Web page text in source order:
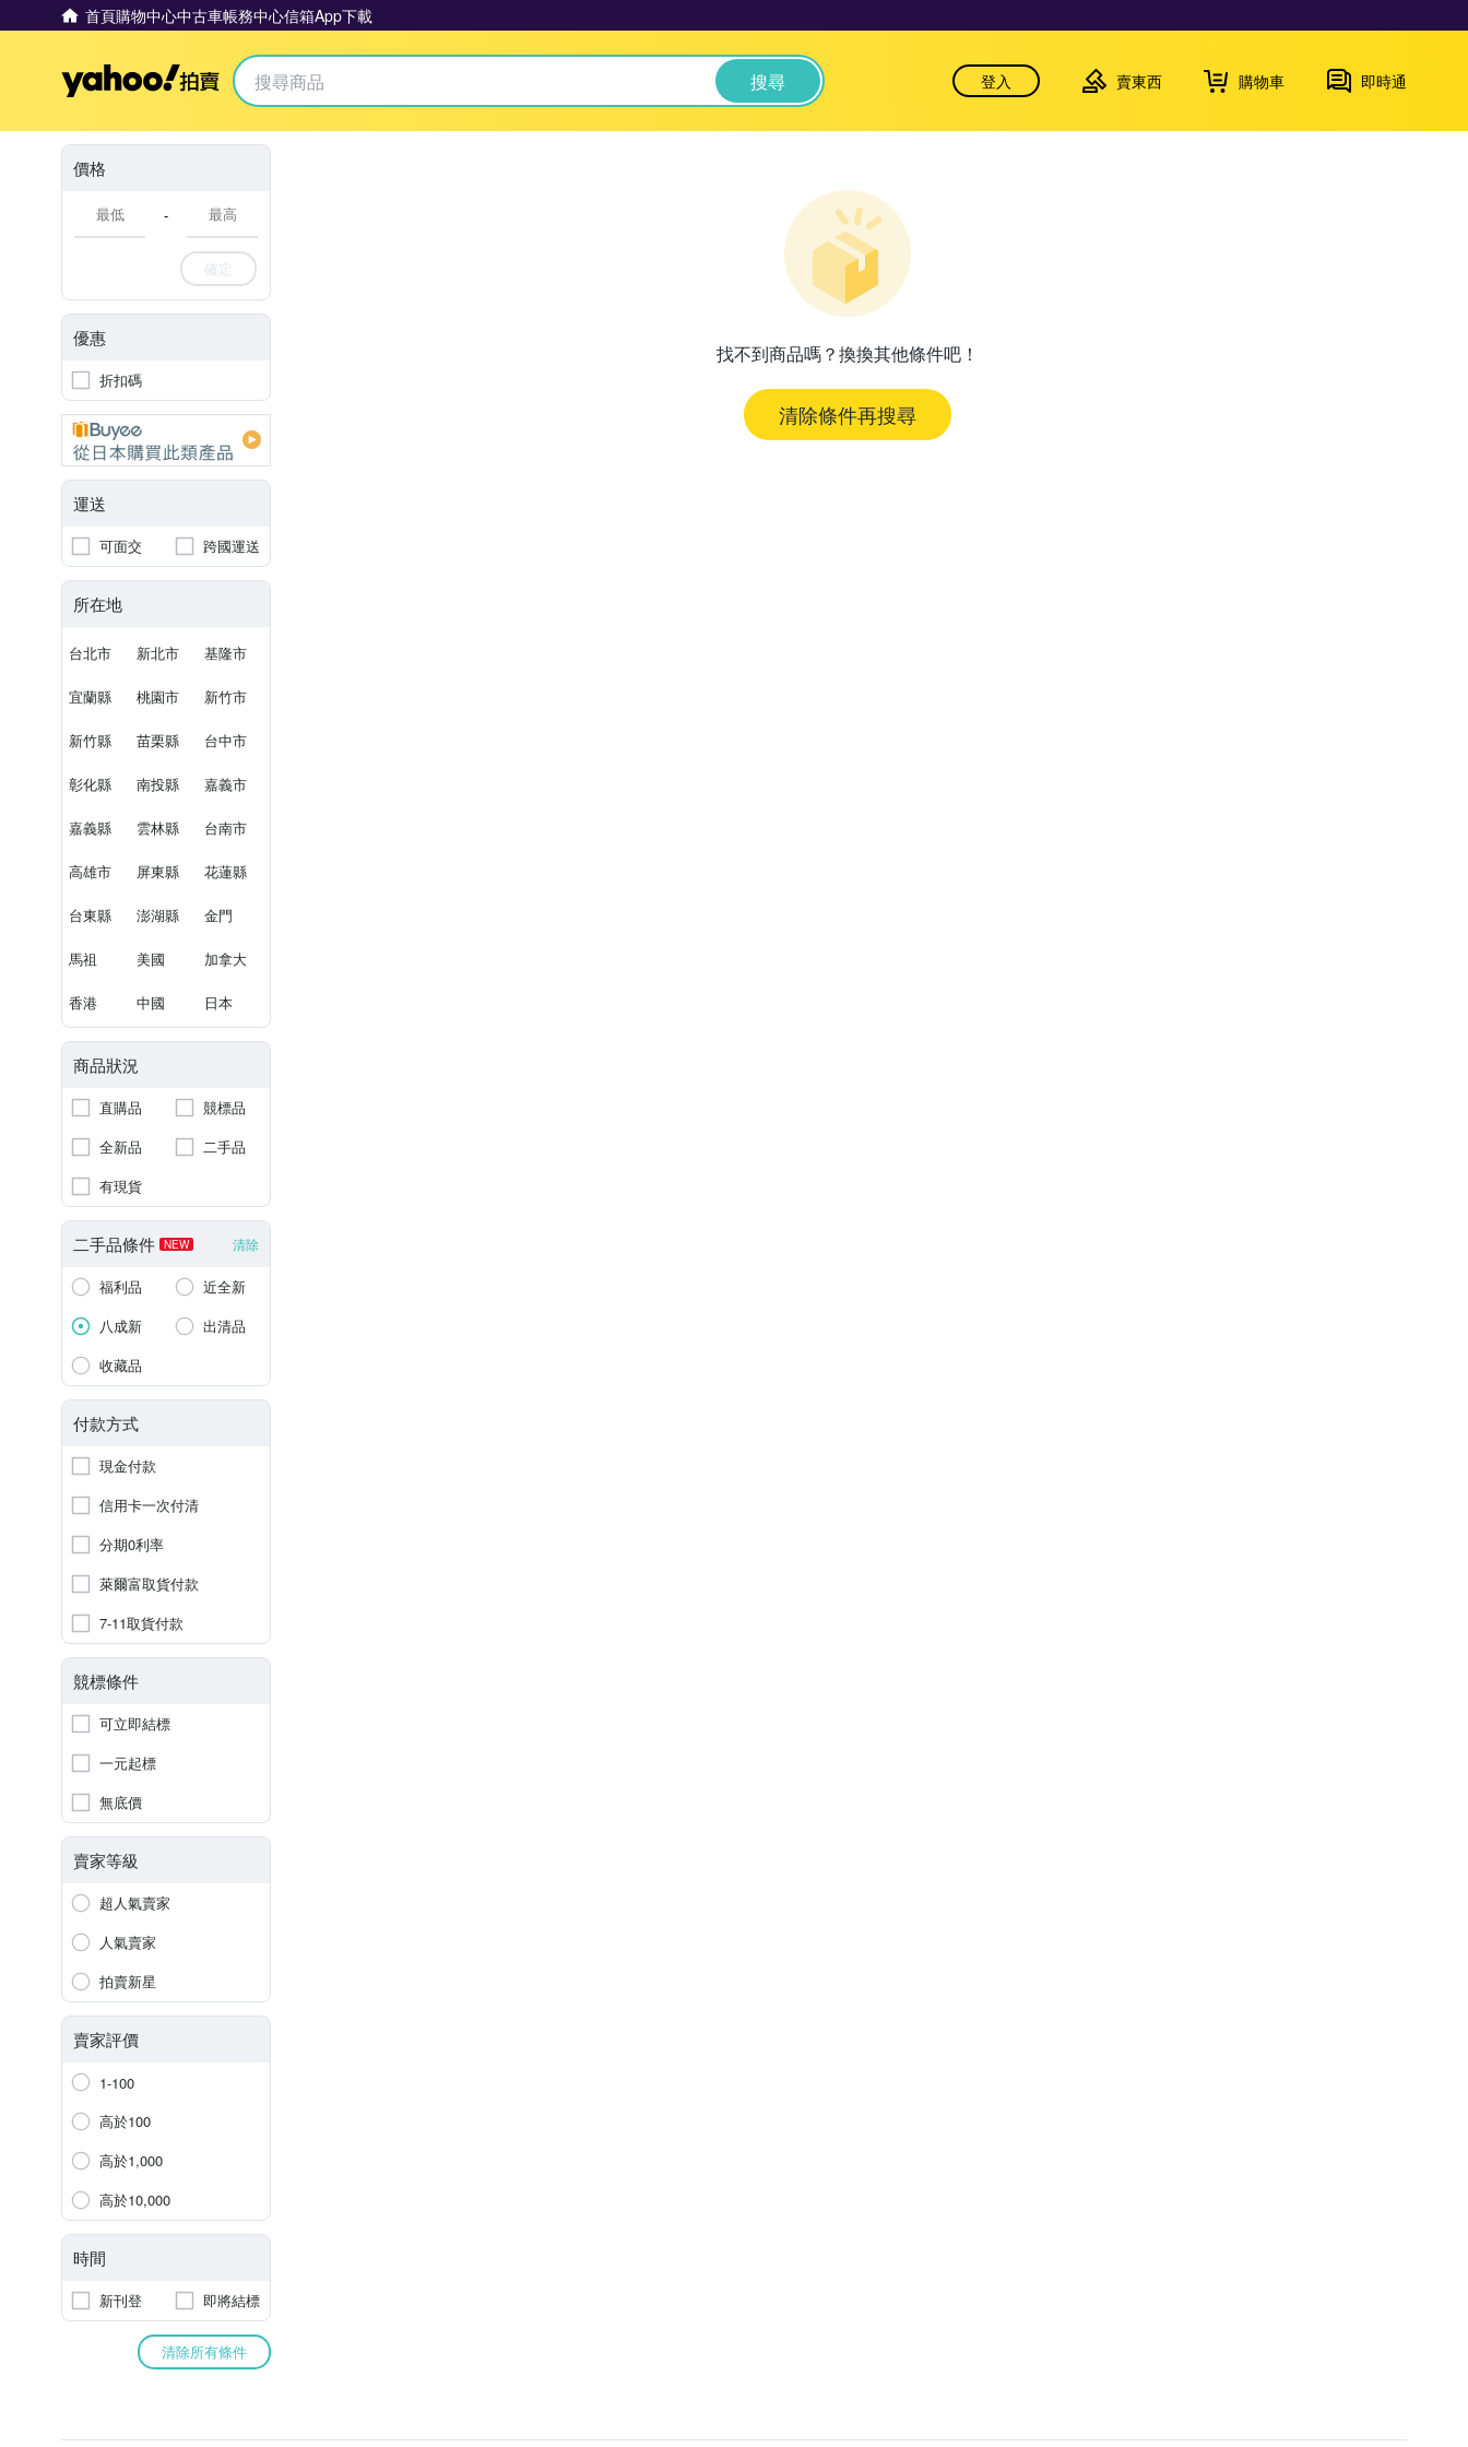
首頁購物中心中古車帳務中心信箱App下載
Yahoo拍賣 搜尋 登入 賣東西 購物車 即時通
價格
-
確定
優惠
折扣碼
運送
可面交 跨國運送
所在地
台北市 新北市 基隆市
宜蘭縣 桃園市 新竹市
新竹縣 苗栗縣 台中市
彰化縣 南投縣 嘉義市
嘉義縣 雲林縣 台南市
高雄市 屏東縣 花蓮縣
台東縣 澎湖縣 金門
馬祖 美國 加拿大
香港 中國 日本
商品狀況
直購品
競標品
全新品
二手品
有現貨
二手品條件 NEW 清除
福利品
近全新
八成新
出清品
收藏品
付款方式
現金付款
信用卡一次付清
分期0利率
萊爾富取貨付款
7-11取貨付款
競標條件
可立即結標
一元起標
無底價
賣家等級
超人氣賣家
人氣賣家
拍賣新星
賣家評價
1-100
高於100
高於1,000
高於10,000
時間
新刊登 即將結標
清除所有條件
找不到商品嗎？換換其他條件吧！
清除條件再搜尋